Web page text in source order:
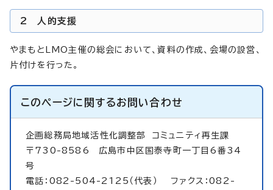
2 人的支援
やまもとLMO主催の総会において、資料の作成、会場の設営、
片付けを行った。
このページに関するお問い合わせ
企画総務局地域活性化調整部 コミュニティ再生課
〒730-8586 広島市中区国泰寺町一丁目6番34
号
電話：082-504-2125（代表） ファクス：082-